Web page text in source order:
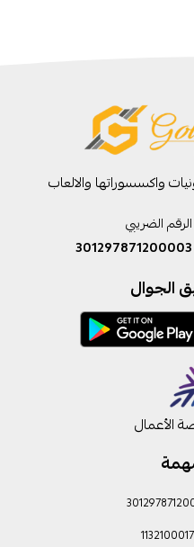
واكسسوراتها والالعاب
الرقم الضريبي
301297871200003
الجوال
الأعمال